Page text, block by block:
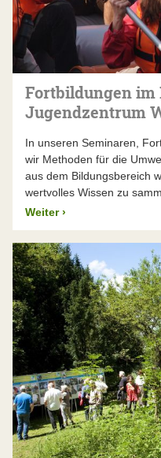
Fortbildungen
Jugendzentrum
In unseren Seminaren,
wir Methoden für die
aus dem Bildungsbereich
wertvolles Wissen zu
Weiter ›